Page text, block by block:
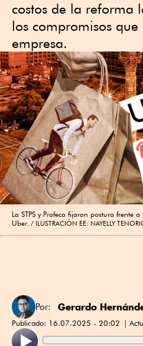
costos de la reforma
los compromisos
empresa.
La STPS y Profeco fijaron postura frente
Uber.
ILUSTRACIÓN EE: NAYELLY
Por: Gerardo
Publicado: 16.07.2025 - 20:02